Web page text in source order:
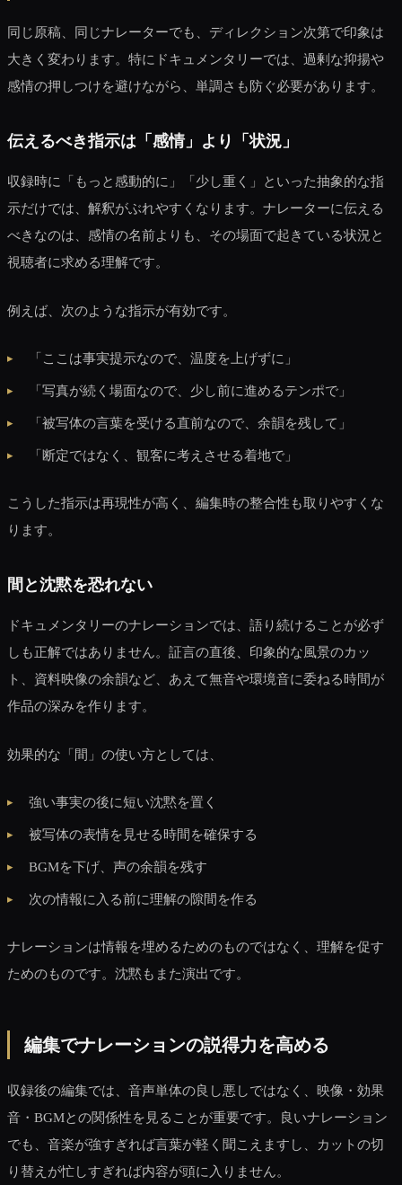
同じ原稿、同じナレーターでも、ディレクション次第で印象は
大きく変わります。特にドキュメンタリーでは、過剰な抑揚や
感情の押しつけを避けながら、単調さも防ぐ必要があります。
伝えるべき指示は「感情」より「状況」
収録時に「もっと感動的に」「少し重く」といった抽象的な指
示だけでは、解釈がぶれやすくなります。ナレーターに伝える
べきなのは、感情の名前よりも、その場面で起きている状況と
視聴者に求める理解です。
例えば、次のような指示が有効です。
「ここは事実提示なので、温度を上げずに」
「写真が続く場面なので、少し前に進めるテンポで」
「被写体の言葉を受ける直前なので、余韻を残して」
「断定ではなく、観客に考えさせる着地で」
こうした指示は再現性が高く、編集時の整合性も取りやすくな
ります。
間と沈黙を恐れない
ドキュメンタリーのナレーションでは、語り続けることが必ず
しも正解ではありません。証言の直後、印象的な風景のカッ
ト、資料映像の余韻など、あえて無音や環境音に委ねる時間が
作品の深みを作ります。
効果的な「間」の使い方としては、
強い事実の後に短い沈黙を置く
被写体の表情を見せる時間を確保する
BGMを下げ、声の余韻を残す
次の情報に入る前に理解の隙間を作る
ナレーションは情報を埋めるためのものではなく、理解を促す
ためのものです。沈黙もまた演出です。
編集でナレーションの説得力を高める
収録後の編集では、音声単体の良し悪しではなく、映像・効果
音・BGMとの関係性を見ることが重要です。良いナレーション
でも、音楽が強すぎれば言葉が軽く聞こえますし、カットの切
り替えが忙しすぎれば内容が頭に入りません。